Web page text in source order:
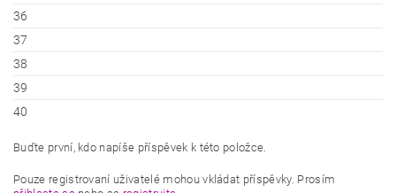
36
37
38
39
40
Buďte první, kdo napíše příspěvek k této položce.
Pouze registrovaní uživatelé mohou vkládat příspěvky. Prosím